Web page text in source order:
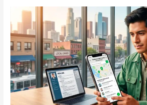
hispanos
y
latinos